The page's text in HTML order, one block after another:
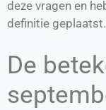
deze vragen en
definitie geplaatst.
De